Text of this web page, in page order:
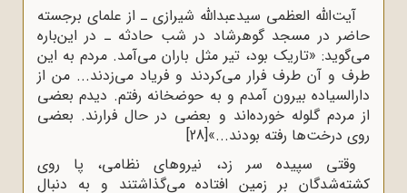
آیت‌الله العظمی سیدعبدالله شیرازى ـ از علمای برجسته
حاضر در مسجد گوهرشاد در شب حادثه ـ در این‌باره
مى‌گوید: «تاریک بود، تیر مثل باران مى‌آمد. مردم به این
طرف و آن طرف فرار مى‌کردند و فریاد مى‌زدند... من از
دارالسیاده بیرون آمدم و به حوضخانه رفتم. دیدم بعضى
از مردم گلوله خورده‌اند و بعضى در حال فرارند. بعضى
روى درخت‌ها رفته بودند...»[28]
وقتى سپیده سر زد، نیروهای نظامی، پا روى
کشته‌شدگان بر زمین افتاده مى‌گذاشتند و به دنبال